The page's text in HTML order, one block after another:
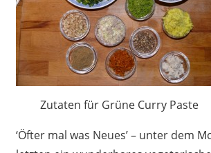
Zutaten für Grüne Curry Paste
‘Öfter mal was Neues’ – unter dem